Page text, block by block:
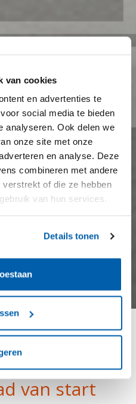
van cookies
en advertenties te
social media te bieden
analyseren. Ook delen we
onze site met onze
en analyse. Deze
combineren met andere
of die ze hebben
van hun services.
Details tonen
buiten
van start